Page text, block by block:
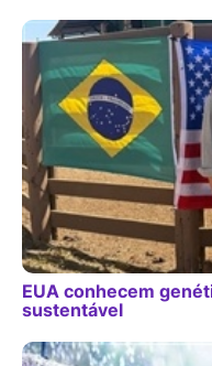
EUA conhecem
sustentável